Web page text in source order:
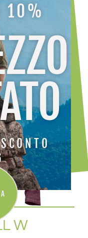
W
10%